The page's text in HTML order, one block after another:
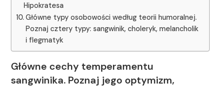
Hipokratesa
Główne typy osobowości według teorii humoralnej.
Poznaj cztery typy: sangwinik, choleryk, melancholik
i flegmatyk
Główne cechy temperamentu
sangwinika. Poznaj jego optymizm,